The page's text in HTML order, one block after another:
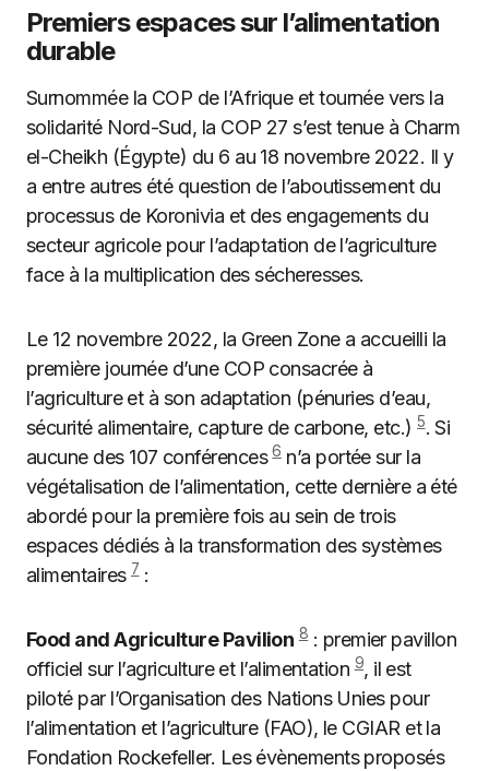
Premiers espaces sur l’alimentation
durable
Surnommée la COP de l’Afrique et tournée vers la
solidarité Nord-Sud, la COP 27 s’est tenue à Charm
el-Cheikh (Égypte) du 6 au 18 novembre 2022. Il y
a entre autres été question de l’aboutissement du
processus de Koronivia et des engagements du
secteur agricole pour l’adaptation de l’agriculture
face à la multiplication des sécheresses.
Le 12 novembre 2022, la Green Zone a accueilli la
première journée d’une COP consacrée à
l’agriculture et à son adaptation (pénuries d’eau,
sécurité alimentaire, capture de carbone, etc.)5. Si
aucune des 107 conférences6n’a portée sur la
végétalisation de l’alimentation, cette dernière a été
abordé pour la première fois au sein de trois
espaces dédiés à la transformation des systèmes
alimentaires 7:
Food and Agriculture Pavilion 8: premier pavillon
officiel sur l’agriculture et l’alimentation9, il est
piloté par l’Organisation des Nations Unies pour
l’alimentation et l’agriculture (FAO), le CGIAR et la
Fondation Rockefeller. Les évènements proposés